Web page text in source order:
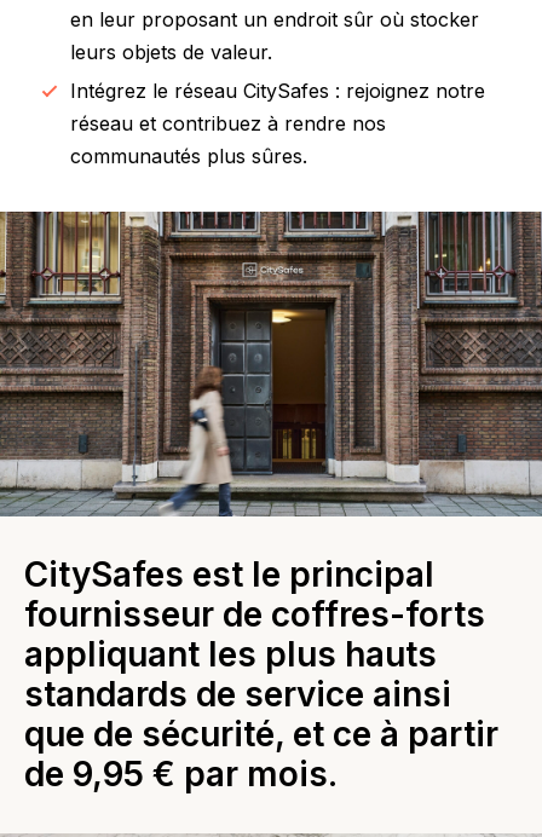
en leur proposant un endroit sûr où stocker
leurs objets de valeur.
Intégrez le réseau CitySafes : rejoignez notre
réseau et contribuez à rendre nos
communautés plus sûres.
CitySafes est le principal
fournisseur de coffres-forts
appliquant les plus hauts
standards de service ainsi
que de sécurité, et ce à partir
de 9,95 € par mois.